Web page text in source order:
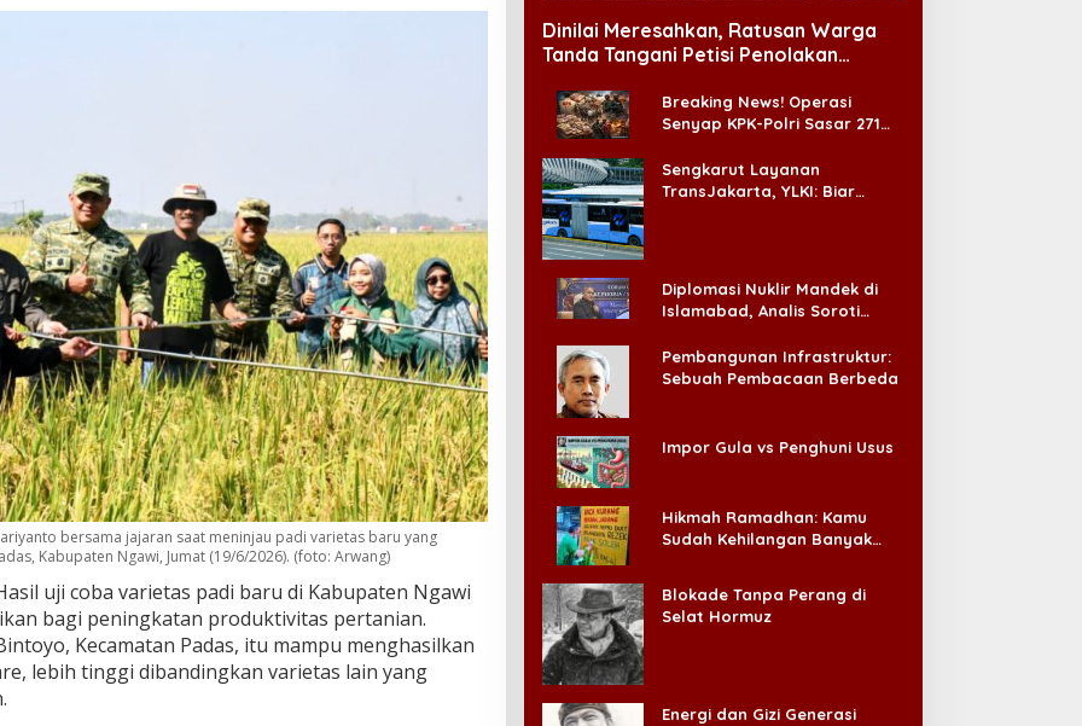
bersama jajaran saat meninjau padi varietas baru yang
Kabupaten Ngawi, Jumat (19/6/2026). (foto: Arwang)
uji coba varietas padi baru di Kabupaten Ngawi
bagi peningkatan produktivitas pertanian.
Kecamatan Padas, itu mampu menghasilkan
lebih tinggi dibandingkan varietas lain yang
Dinilai Meresahkan, Ratusan Warga
Tanda Tangani Petisi Penolakan
Breaking News! Operasi
Senyap KPK-Polri Sasar 271
Ada ‘Badai Pemeriksaan’
Sengkarut Layanan
TransJakarta, YLKI: Biar
Diplomasi Nuklir Mandek di
Islamabad, Analis Soroti
Pembangunan Infrastruktur:
Sebuah Pembacaan Berbeda
Impor Gula vs Penghuni Usus
Hikmah Ramadhan: Kamu
Sudah Kehilangan Banyak
Blokade Tanpa Perang di
Selat Hormuz
Energi dan Gizi Generasi